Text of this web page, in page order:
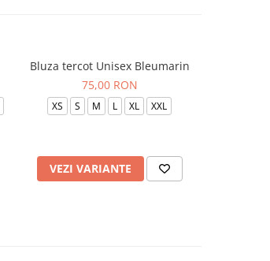
Bluza tercot Unisex Bleumarin
75,00 RON
XS S M L XL XXL
VEZI VARIANTE